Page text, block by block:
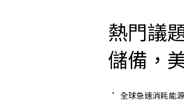
熱門議
儲備，
全球急速消耗能